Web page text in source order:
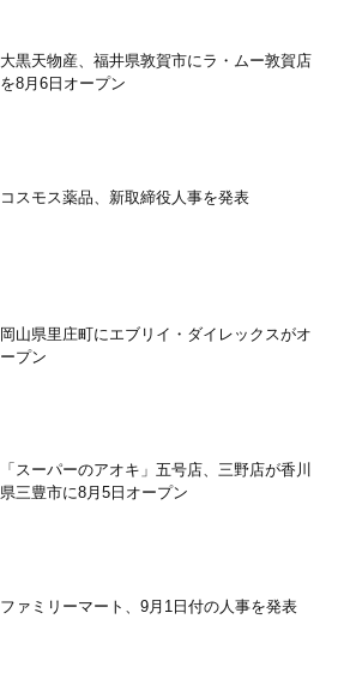
大黒天物産、福井県敦賀市にラ・ムー敦賀店
を8月6日オープン
コスモス薬品、新取締役人事を発表
岡山県里庄町にエブリイ・ダイレックスがオ
ープン
「スーパーのアオキ」五号店、三野店が香川
県三豊市に8月5日オープン
ファミリーマート、9月1日付の人事を発表